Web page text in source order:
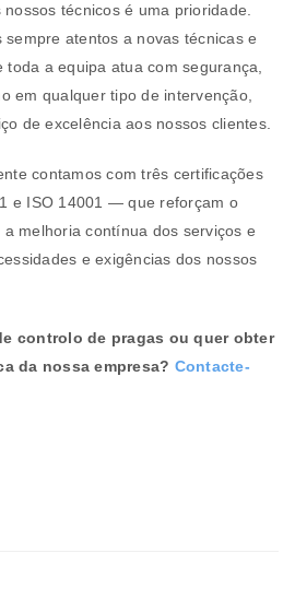
técnicos é uma prioridade.
atentos a novas técnicas e
toda a equipa atua com segurança,
em qualquer tipo de intervenção,
de excelência aos nossos clientes.
contamos com três certificações
e ISO 14001 — que reforçam o
melhoria contínua dos serviços e
e exigências dos nossos
controlo de pragas ou quer obter
da nossa empresa? Contacte-